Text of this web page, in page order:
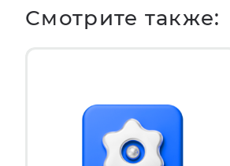
Смотрите также: